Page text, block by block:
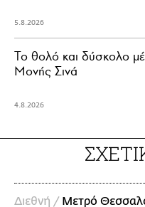
5.8.2026
Το θολό και δύσκολο
Μονής Σινά
4.8.2026
Διεθνή / Μετρό